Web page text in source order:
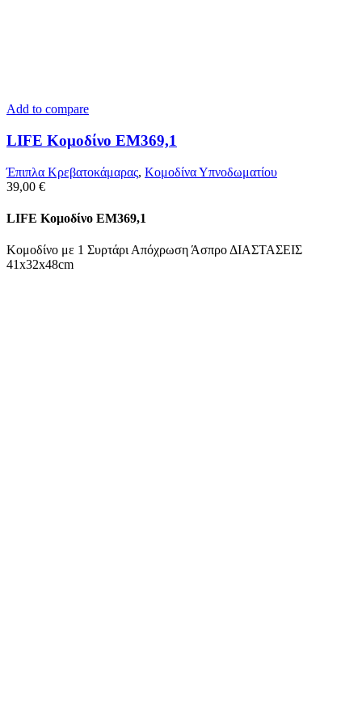
Add to compare
LIFE Κομοδίνο ΕΜ369,1
Έπιπλα Κρεβατοκάμαρας, Κομοδίνα Υπνοδωματίου
39,00 €
LIFE Κομοδίνο ΕΜ369,1
Κομοδίνο με 1 Συρτάρι Απόχρωση Άσπρο ΔΙΑΣΤΑΣΕΙΣ
41x32x48cm